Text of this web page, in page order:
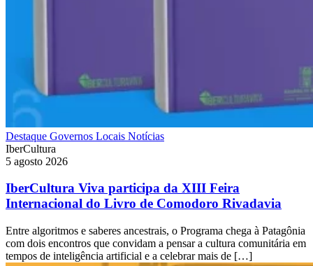
Destaque Governos Locais Notícias
IberCultura
5 agosto 2026
IberCultura Viva participa da XIII Feira
Internacional do Livro de Comodoro Rivadavia
Entre algoritmos e saberes ancestrais, o Programa chega à Patagônia
com dois encontros que convidam a pensar a cultura comunitária em
tempos de inteligência artificial e a celebrar mais de […]